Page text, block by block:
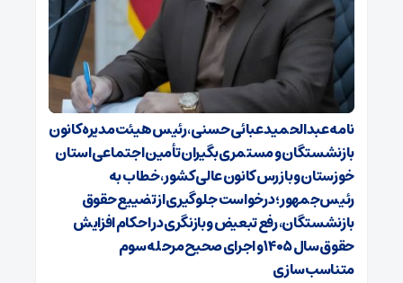
نامه عبدالحمید عبائی حسنی، رئیس هیئت‌مدیره کانون
بازنشستگان و مستمری‌بگیران تأمین اجتماعی استان
خوزستان و بازرس کانون عالی کشور، خطاب به
رئیس‌جمهور؛ درخواست جلوگیری از تضییع حقوق
بازنشستگان، رفع تبعیض و بازنگری در احکام افزایش
حقوق سال ۱۴۰۵ و اجرای صحیح مرحله سوم
متناسب‌سازی